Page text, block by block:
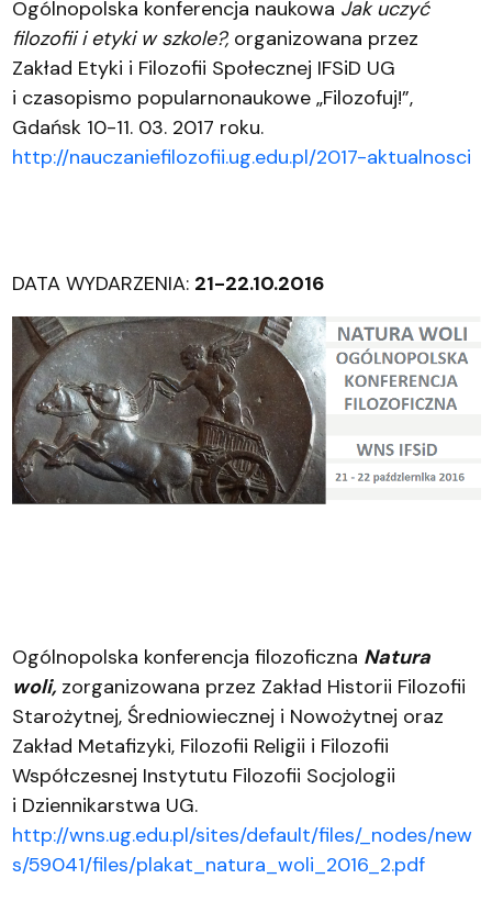
Ogólnopolska konferencja naukowa Jak uczyć
filozofii i etyki w szkole?,organizowana przez
Zakład Etyki i Filozofii Społecznej IFSiD UG
i czasopismo popularnonaukowe „Filozofuj!”,
Gdańsk 10-11. 03. 2017 roku.
http://nauczaniefilozofii.ug.edu.pl/2017-aktualnosci
DATA WYDARZENIA: 21-22.10.2016
Ogólnopolska konferencja filozoficzna Natura
woli,zorganizowana przez Zakład Historii Filozofii
Starożytnej, Średniowiecznej i Nowożytnej oraz
Zakład Metafizyki, Filozofii Religii i Filozofii
Współczesnej Instytutu Filozofii Socjologii
i Dziennikarstwa UG.
http://wns.ug.edu.pl/sites/default/files/_nodes/new
s/59041/files/plakat_natura_woli_2016_2.pdf